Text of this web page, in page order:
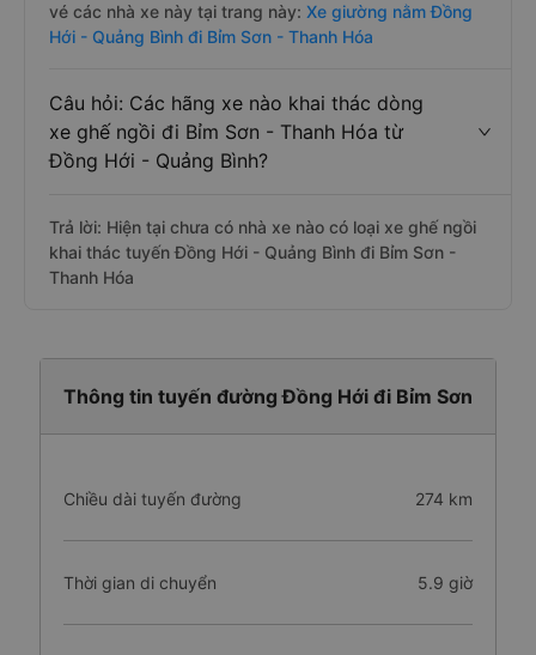
vé các nhà xe này tại trang này: Xe giường nằm Đồng
Hới - Quảng Bình đi Bỉm Sơn - Thanh Hóa
Câu hỏi: Các hãng xe nào khai thác dòng
xe ghế ngồi đi Bỉm Sơn - Thanh Hóa từ
Đồng Hới - Quảng Bình?
Trả lời: Hiện tại chưa có nhà xe nào có loại xe ghế ngồi
khai thác tuyến Đồng Hới - Quảng Bình đi Bỉm Sơn -
Thanh Hóa
Thông tin tuyến đường Đồng Hới đi Bỉm Sơn
Chiều dài tuyến đường 274 km
Thời gian di chuyển 5.9 giờ